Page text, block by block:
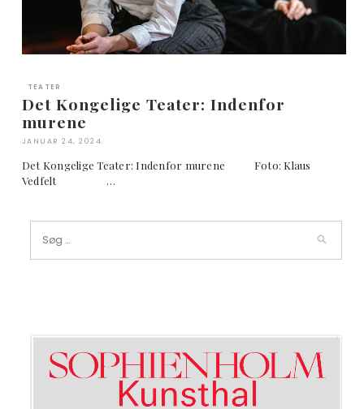
TEATER
Det Kongelige Teater: Indenfor
murene
JANUAR 24, 2024
Det Kongelige Teater: Indenfor murene Foto: Klaus
Vedfelt …